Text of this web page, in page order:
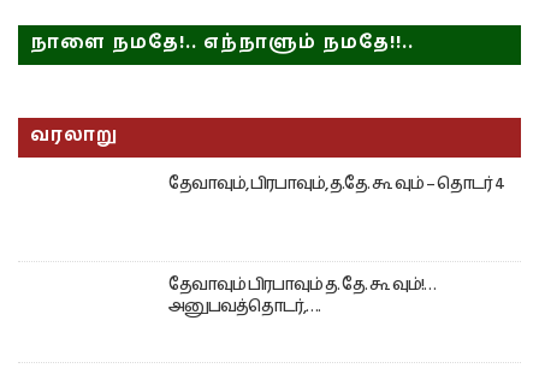
நாளை நமதே!.. எந்நாளும் நமதே!!..
வரலாறு
தேவாவும், பிரபாவும், த.தே. கூ வும் – தொடர் 4
தேவாவும் பிரபாவும் த. தே. கூ வும்!…
அனுபவத்தொடர்,….